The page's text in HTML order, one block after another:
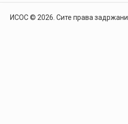
ИСОС © 2026. Сите права задржани.